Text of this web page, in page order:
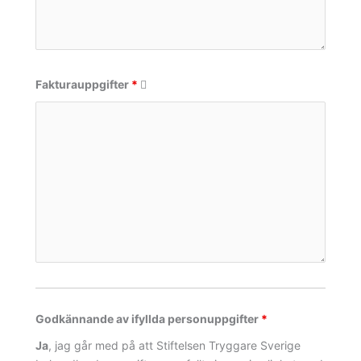
Fakturauppgifter *
Godkännande av ifyllda personuppgifter *
Ja, jag går med på att Stiftelsen Tryggare Sverige